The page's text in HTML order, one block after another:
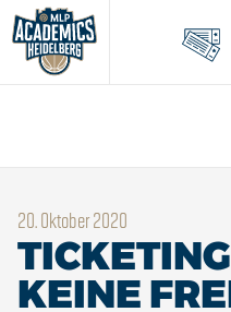
20. Oktober 2020
KEINE